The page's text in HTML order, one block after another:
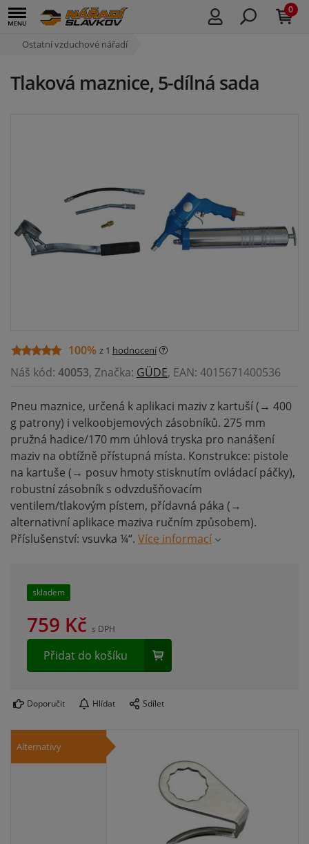
0
Ostatní vzduchové nářadí
Tlaková maznice, 5-dílná sada
100% z 1 hodnocení
Náš kód: 40053, Značka: GÜDE, EAN: 4015671400536
Pneu maznice, určená k aplikaci maziv z kartuší (→ 400
g patrony) i velkoobjemových zásobníků. 275 mm
pružná hadice/170 mm úhlová tryska pro nanášení
maziv na obtížně přístupná místa. Konstrukce: pistole
na kartuše (→ posuv hmoty stisknutím ovládací páčky),
robustní zásobník s odvzdušňovacím
ventilem/tlakovým pístem, přídavná páka (→
alternativní aplikace maziva ručním způsobem).
Příslušenství: vsuvka ¼“. Více informací
skladem
759 Kč s DPH
Přidat do košíku
Doporučit Hlídat Sdílet
Alternativy